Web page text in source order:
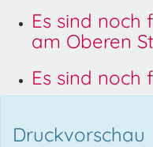
Es sind
am Oberen
Es sind
Druckvorschau